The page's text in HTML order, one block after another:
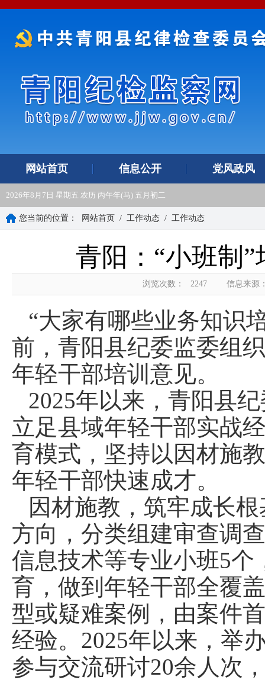
网站首页 信息公开 党风政风
2026年8月7日 星期五 农历 丙午年(马) 五月初二
您当前的位置： 网站首页 / 工作动态 / 工作动态
青阳：“小班制
浏览次数： 2247 信息来源
“大家有哪些业务知
前，青阳县纪委监委组
年轻干部培训意见。
2025年以来，青阳县
立足县域年轻干部实战
育模式，坚持以因材施
年轻干部快速成才。
因材施教，筑牢成长
方向，分类组建审查调
信息技术等专业小班5个
育，做到年轻干部全覆
型或疑难案例，由案件
经验。2025年以来，举
参与交流研讨20余人次